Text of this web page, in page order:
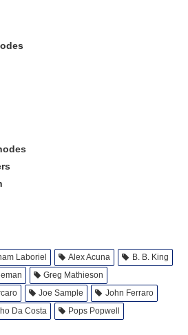
Laboriel Alex Acuna
B. B. King
Greg Mathieson
Joe Sample
John Ferraro
Da Costa
Pops Popwell